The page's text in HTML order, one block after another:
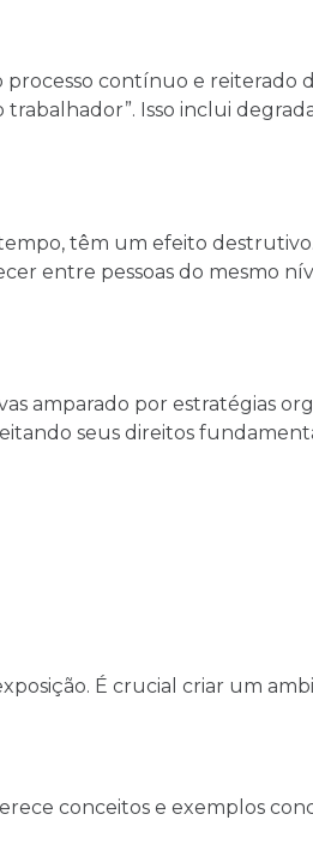
processo contínuo e reiterado
Isso inclui
têm um efeito destrutivo.
entre pessoas do mesmo
amparado por estratégias
seus direitos
É crucial criar um
conceitos e exemplos